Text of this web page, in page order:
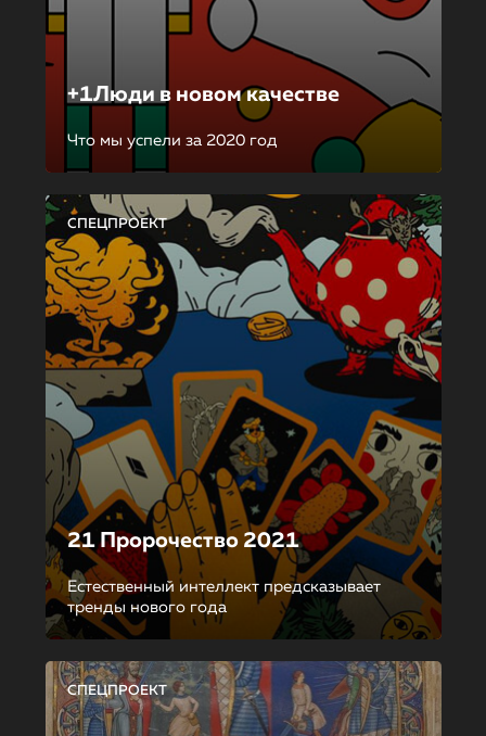
+1Люди в новом качестве
Что мы успели за 2020 год
СПЕЦПРОЕКТ
21 Пророчество 2021
Естественный интеллект предсказывает
тренды нового года
СПЕЦПРОЕКТ